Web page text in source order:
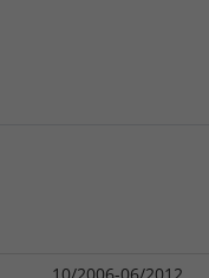
10/2006-06/2012